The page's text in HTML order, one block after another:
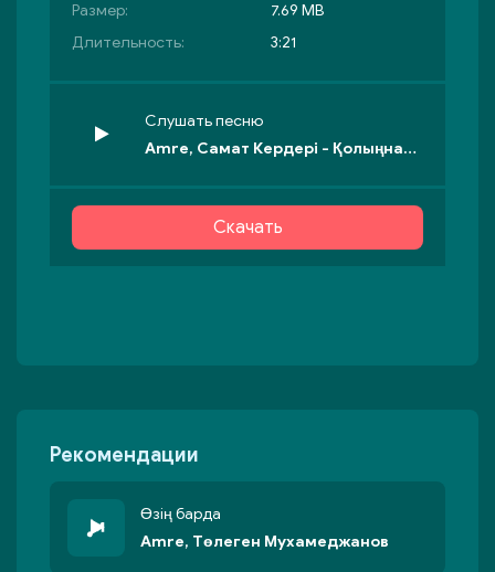
Размер:
7.69 MB
Длительность:
3:21
Слушать песню
Amre, Самат Кердері - Қолыңнан ұстайын
Скачать
Рекомендации
Өзің барда
Amre, Төлеген Мухамеджанов